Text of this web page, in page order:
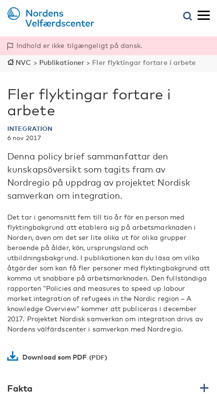
Indhold er ikke tilgængeligt på dansk.
NVC > Publikationer > Fler flyktingar fortare i arbete
Fler flyktingar fortare i
arbete
INTEGRATION
6 nov 2017
Denna policy brief sammanfattar den
kunskapsöversikt som tagits fram av
Nordregio på uppdrag av projektet Nordisk
samverkan om integration.
Det tar i genomsnitt fem till tio år för en person med
flyktingbakgrund att etablera sig på arbetsmarknaden i
Norden, även om det ser lite olika ut för olika grupper
beroende på ålder, kön, ursprungsland och
utbildningsbakgrund. I publikationen kan du läsa om vilka
åtgärder som kan få fler personer med flyktingbakgrund att
komma ut snabbare på arbetsmarknaden. Den fullständiga
rapporten “Policies and measures to speed up labour
market integration of refugees in the Nordic region – A
knowledge Overview” kommer att publiceras i december
2017. Projektet Nordisk samverkan om integration drivs av
Nordens välfärdscenter i samverkan med Nordregio.
Download som PDF
Fakta